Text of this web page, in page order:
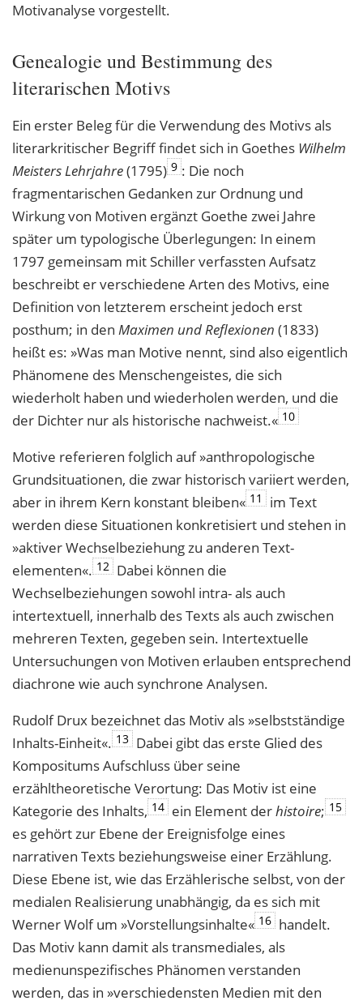
Motivanalyse vorgestellt.
Genealogie und Bestimmung des
literarischen Motivs
Ein erster Beleg für die Verwendung des Motivs als
literarkritischer Begriff findet sich in Goethes Wilhelm
Meisters Lehrjahre(1795) 9 : Die noch
fragmentarischen Gedanken zur Ordnung und
Wirkung von Motiven ergänzt Goethe zwei Jahre
später um typologische Überlegungen: In einem
1797 gemeinsam mit Schiller verfassten Aufsatz
beschreibt er verschiedene Arten des Motivs, eine
Definition von letzterem erscheint jedoch erst
posthum; in den Maximen und Reflexionen (1833)
heißt es: »Was man Motive nennt, sind also eigentlich
Phänomene des Menschengeistes, die sich
wiederholt haben und wiederholen werden, und die
der Dichter nur als historische nachweist.« 10
Motive referieren folglich auf »anthropologische
Grundsituationen, die zwar histo­risch variiert werden,
aber in ihrem Kern konstant bleiben« 11
im Text
werden diese Situationen konkretisiert und stehen in
»aktiver Wechselbeziehung zu anderen Text­
elementen«. 12 Dabei können die
Wechselbeziehungen sowohl intra- als auch
intertextuell, innerhalb des Texts als auch zwischen
mehreren Texten, gegeben sein. Intertextuelle
Untersuchungen von Motiven erlauben entsprechend
diachrone wie auch synchrone Analysen.
Rudolf Drux bezeichnet das Motiv als »selbstständige
Inhalts-Einheit«. 13 Dabei gibt das erste Glied des
Kompositums Aufschluss über seine
erzähltheoretische Verortung: Das Motiv ist eine
Kategorie des Inhalts, 14 ein Element derhistoire; 15
es gehört zur Ebene der Ereignisfolge eines
narrativen Texts beziehungsweise einer Erzählung.
Diese Ebene ist, wie das Erzählerische selbst, von der
medialen Realisierung unabhängig, da es sich mit
Werner Wolf um »Vorstellungsinhalte« 16 handelt.
Das Motiv kann damit als transmediales, als
medienunspezifisches Phänomen verstanden
werden, das in »verschiedensten Medien mit den